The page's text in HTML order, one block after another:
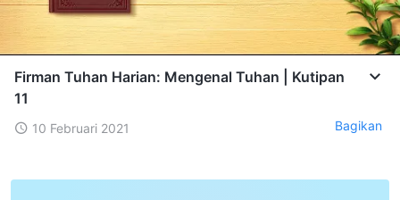
Firman Tuhan Harian: Mengenal Tuhan | Kutipan
11
10 Februari 2021 Bagikan